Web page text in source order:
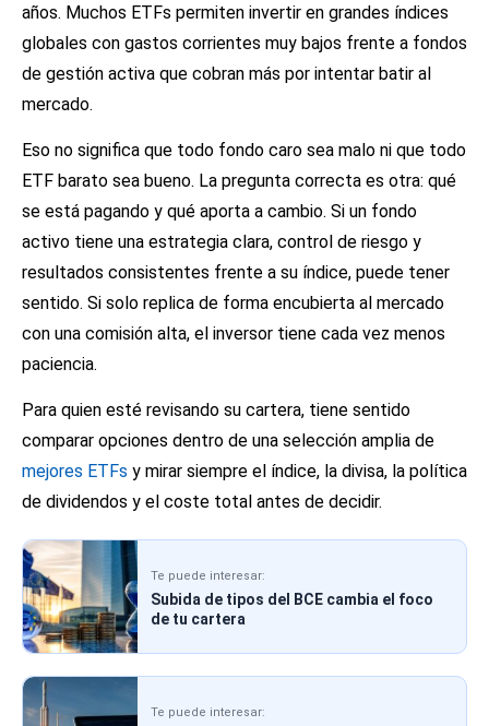
años. Muchos ETFs permiten invertir en grandes índices
globales con gastos corrientes muy bajos frente a fondos
de gestión activa que cobran más por intentar batir al
mercado.
Eso no significa que todo fondo caro sea malo ni que todo
ETF barato sea bueno. La pregunta correcta es otra: qué
se está pagando y qué aporta a cambio. Si un fondo
activo tiene una estrategia clara, control de riesgo y
resultados consistentes frente a su índice, puede tener
sentido. Si solo replica de forma encubierta al mercado
con una comisión alta, el inversor tiene cada vez menos
paciencia.
Para quien esté revisando su cartera, tiene sentido
comparar opciones dentro de una selección amplia de
mejores ETFs y mirar siempre el índice, la divisa, la política
de dividendos y el coste total antes de decidir.
Te puede interesar:
Subida de tipos del BCE cambia el foco
de tu cartera
Te puede interesar: